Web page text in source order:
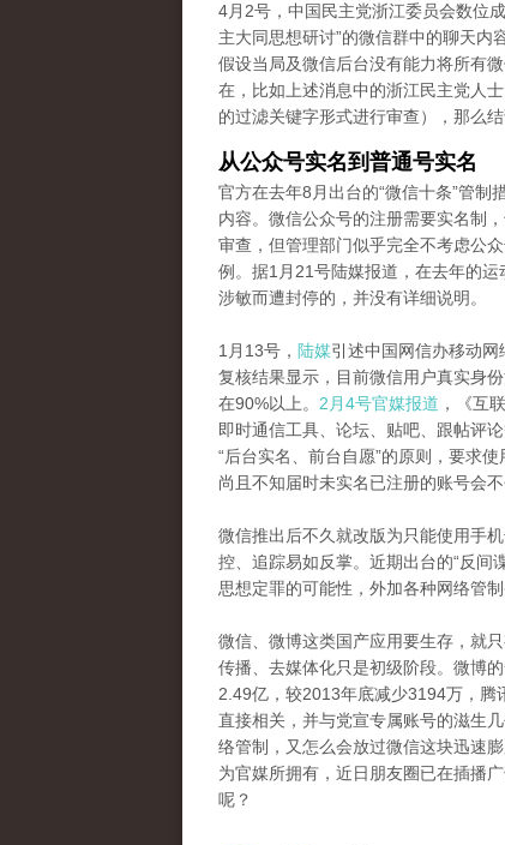
4月2号，中国民主党浙江委员会数位
主大同思想研讨”的微信群中的聊天
假设当局及微信后台没有能力将所有
在，比如上述消息中的浙江民主党人
的过滤关键字形式进行审查），那么结
从公众号实名到普通号实名
官方在去年8月出台的“微信十条”管
内容。微信公众号的注册需要实名制
审查，但管理部门似乎完全不考虑公
例。据1月21号陆媒报道，在去年的
涉敏而遭封停的，并没有详细说明。
1月13号， 陆媒引述中国网信办移动
复核结果显示，目前微信用户真实身
在90%以上。 2月4号官媒报道 ，《互
即时通信工具、论坛、贴吧、跟帖评
“后台实名、前台自愿”的原则，要求
尚且不知届时未实名已注册的账号会
微信推出后不久就改版为只能使用手
控、追踪易如反掌。近期出台的“反间
思想定罪的可能性，外加各种网络管
微信、微博这类国产应用要生存，就
传播、去媒体化只是初级阶段。微博的
2.49亿，较2013年底减少3194万，腾
直接相关，并与党宣专属账号的滋生
络管制，又怎么会放过微信这块迅速
为官媒所拥有，近日朋友圈已在插播
呢？